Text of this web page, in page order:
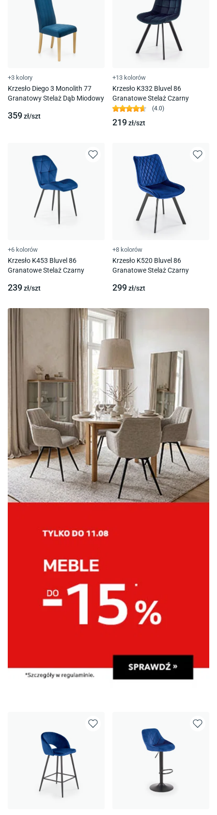
+3 kolory
Krzesło Diego 3 Monolith 77
Granatowy Stelaż Dąb Miodowy
359zł/szt
+13 kolorów
Krzesło K332 Bluvel 86
Granatowe Stelaż Czarny
(4.0)
219zł/szt
+6 kolorów
Krzesło K453 Bluvel 86
Granatowe Stelaż Czarny
239zł/szt
+8 kolorów
Krzesło K520 Bluvel 86
Granatowe Stelaż Czarny
299zł/szt